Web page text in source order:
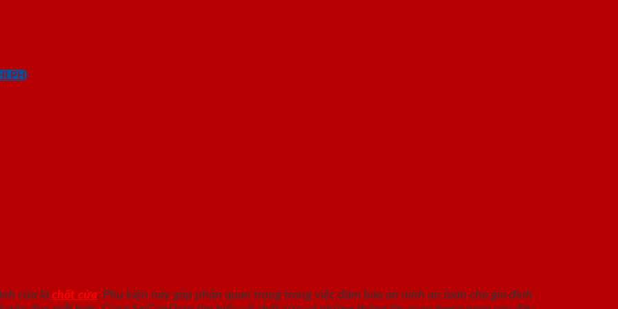
PHÍ
tại Quận 2
cửa là chốt cửa. Phụ kiện này góp phần quan trọng trong việc đảm bảo an ninh an toàn cho gia đình